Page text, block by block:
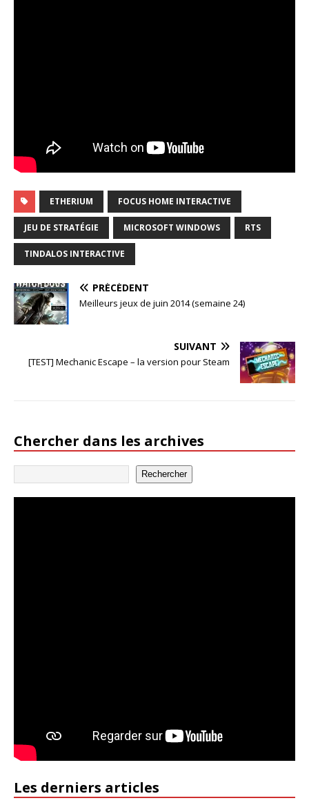
ETHERIUM FOCUS HOME INTERACTIVE
JEU DE STRATÉGIE MICROSOFT WINDOWS RTS
TINDALOS INTERACTIVE
PRÉCÉDENT
Meilleurs jeux de juin 2014 (semaine 24)
SUIVANT
[TEST] Mechanic Escape – la version pour Steam
Chercher dans les archives
Rechercher
Les derniers articles